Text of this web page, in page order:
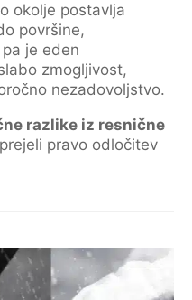
okolje postavlja
površine,
je eden
zmogljivost,
nezadovoljstvo.
razlike iz resnične
pravo odločitev